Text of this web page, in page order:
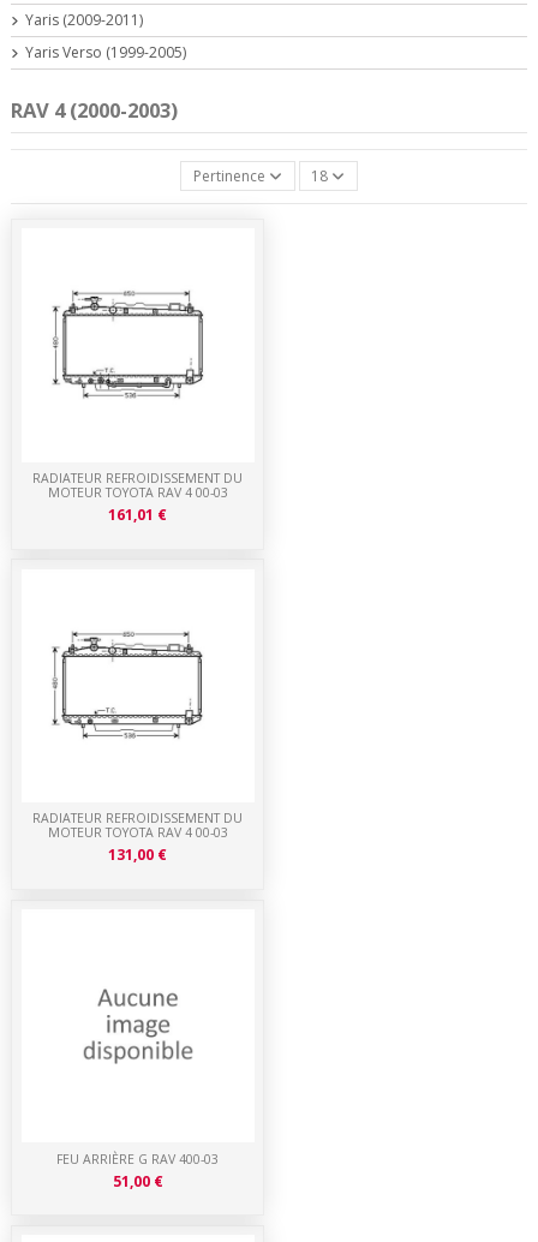
RAV 4 (2000-2003)
Pertinence 18
FEU ARRIÈRE G RAV 400-03
51,00 €
RADIATEUR REFROIDISSEMENT DU
MOTEUR TOYOTA RAV 4 00-03
131,00 €
RADIATEUR REFROIDISSEMENT DU
MOTEUR TOYOTA RAV 4 00-03
161,01 €
Yaris (2009-2011)
Yaris Verso (1999-2005)